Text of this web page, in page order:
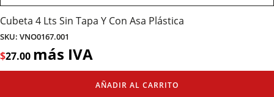
Cubeta 4 Lts Sin Tapa Y Con Asa Plástica
SKU: VNO0167.001
$27.00 más IVA
AÑADIR AL CARRITO